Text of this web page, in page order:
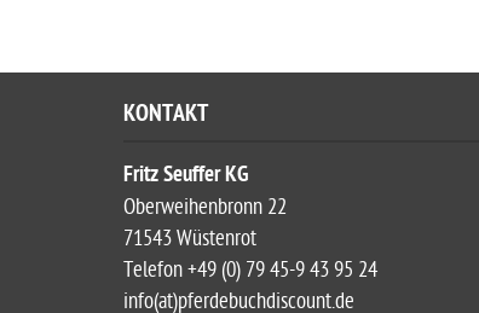
KONTAKT
Fritz Seuffer KG
Oberweihenbronn 22
71543 Wüstenrot
Telefon +49 (0) 79 45-9 43 95 24
info(at)pferdebuchdiscount.de